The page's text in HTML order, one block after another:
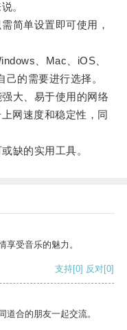
。
简单设置即可使用，
、Mac、iOS、
的需要进行选择。
大、易于使用的网络
网速度和稳定性，同
缺的实用工具。
享受音乐的魅力。
支持[0] 反对[0]
道合的朋友一起交流。